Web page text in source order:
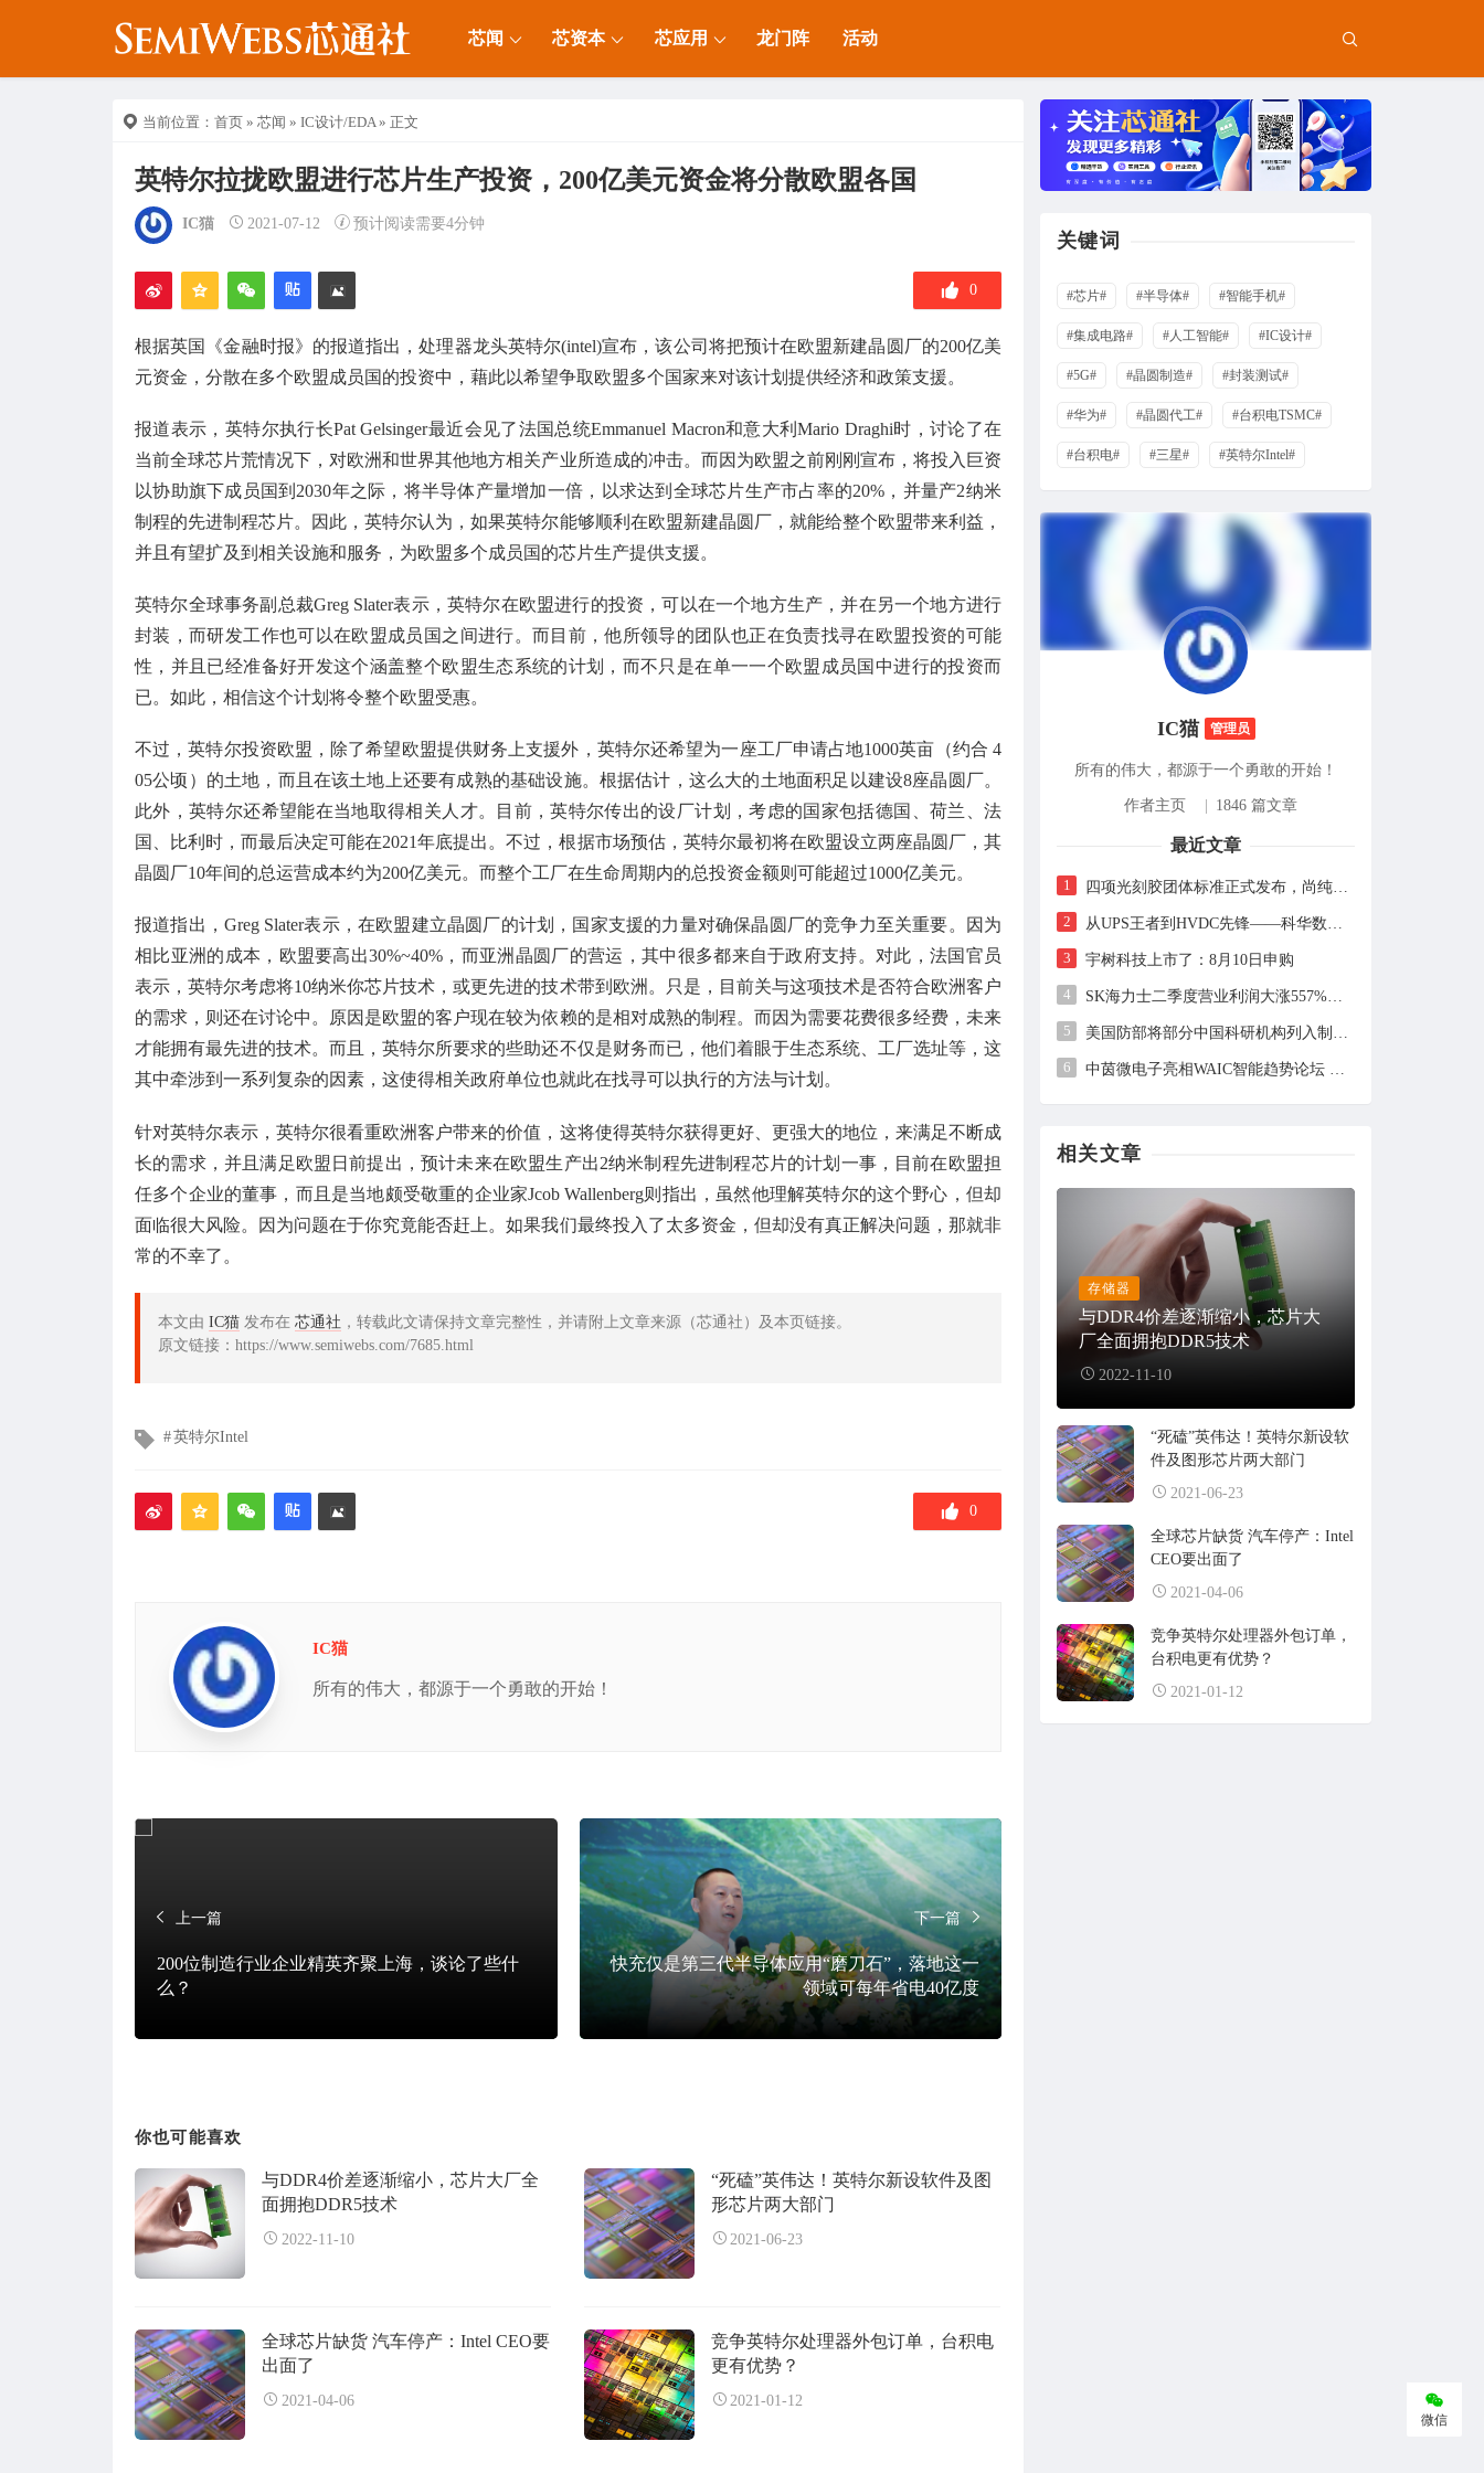
芯闻 芯资本 芯应用 龙门阵 活动
当前位置： 首页 » 芯闻 » IC设计/EDA» 正文
英特尔拉拢欧盟进行芯片生产投资，200亿美元资金将分散欧盟各国
IC猫 2021-07-12 预计阅读需要4分钟
0
根据英国《金融时报》的报道指出，处理器龙头英特尔(intel)宣布，该公司将把预计在欧盟新建晶圆厂的200亿美
元资金，分散在多个欧盟成员国的投资中，藉此以希望争取欧盟多个国家来对该计划提供经济和政策支援。
报道表示，英特尔执行长Pat Gelsinger最近会见了法国总统Emmanuel Macron和意大利Mario Draghi时，讨论了在
当前全球芯片荒情况下，对欧洲和世界其他地方相关产业所造成的冲击。而因为欧盟之前刚刚宣布，将投入巨资
以协助旗下成员国到2030年之际，将半导体产量增加一倍，以求达到全球芯片生产市占率的20%，并量产2纳米
制程的先进制程芯片。因此，英特尔认为，如果英特尔能够顺利在欧盟新建晶圆厂，就能给整个欧盟带来利益，
并且有望扩及到相关设施和服务，为欧盟多个成员国的芯片生产提供支援。
英特尔全球事务副总裁Greg Slater表示，英特尔在欧盟进行的投资，可以在一个地方生产，并在另一个地方进行
封装，而研发工作也可以在欧盟成员国之间进行。而目前，他所领导的团队也正在负责找寻在欧盟投资的可能
性，并且已经准备好开发这个涵盖整个欧盟生态系统的计划，而不只是在单一一个欧盟成员国中进行的投资而
已。如此，相信这个计划将令整个欧盟受惠。
不过，英特尔投资欧盟，除了希望欧盟提供财务上支援外，英特尔还希望为一座工厂申请占地1000英亩（约合 4
05公顷）的土地，而且在该土地上还要有成熟的基础设施。根据估计，这么大的土地面积足以建设8座晶圆厂。
此外，英特尔还希望能在当地取得相关人才。目前，英特尔传出的设厂计划，考虑的国家包括德国、荷兰、法
国、比利时，而最后决定可能在2021年底提出。不过，根据市场预估，英特尔最初将在欧盟设立两座晶圆厂，其
晶圆厂10年间的总运营成本约为200亿美元。而整个工厂在生命周期内的总投资金额则可能超过1000亿美元。
报道指出，Greg Slater表示，在欧盟建立晶圆厂的计划，国家支援的力量对确保晶圆厂的竞争力至关重要。因为
相比亚洲的成本，欧盟要高出30%~40%，而亚洲晶圆厂的营运，其中很多都来自于政府支持。对此，法国官员
表示，英特尔考虑将10纳米你芯片技术，或更先进的技术带到欧洲。只是，目前关与这项技术是否符合欧洲客户
的需求，则还在讨论中。原因是欧盟的客户现在较为依赖的是相对成熟的制程。而因为需要花费很多经费，未来
才能拥有最先进的技术。而且，英特尔所要求的些助还不仅是财务而已，他们着眼于生态系统、工厂选址等，这
其中牵涉到一系列复杂的因素，这使得相关政府单位也就此在找寻可以执行的方法与计划。
针对英特尔表示，英特尔很看重欧洲客户带来的价值，这将使得英特尔获得更好、更强大的地位，来满足不断成
长的需求，并且满足欧盟日前提出，预计未来在欧盟生产出2纳米制程先进制程芯片的计划一事，目前在欧盟担
任多个企业的董事，而且是当地颇受敬重的企业家Jcob Wallenberg则指出，虽然他理解英特尔的这个野心，但却
面临很大风险。因为问题在于你究竟能否赶上。如果我们最终投入了太多资金，但却没有真正解决问题，那就非
常的不幸了。
本文由 IC猫 发布在 芯通社 ，转载此文请保持文章完整性，并请附上文章来源（芯通社）及本页链接。
原文链接：https://www.semiwebs.com/7685.html
文
签
英特尔Intel
0
IC猫
所有的伟大，都源于一个勇敢的开始！
上一篇
200位制造行业企业精英齐聚上海，谈论了些什
么？
下一篇
快充仅是第三代半导体应用“磨刀石”，落地这一
领域可每年省电40亿度
你也可能喜欢
与DDR4价差逐渐缩小，芯片大厂全
面拥抱DDR5技术
2022-11-10
“死磕”英伟达！英特尔新设软件及图
形芯片两大部门
2021-06-23
全球芯片缺货 汽车停产：Intel CEO要
出面了
2021-04-06
竞争英特尔处理器外包订单，台积电
更有优势？
2021-01-12
关键词
#芯片# #半导体# #智能手机#
#集成电路# #人工智能# #IC设计#
#5G# #晶圆制造# #封装测试#
#华为# #晶圆代工# #台积电TSMC#
#台积电# #三星# #英特尔Intel#
IC猫 管理员
所有的伟大，都源于一个勇敢的开始！
作者主页 1846 篇文章
最近文章
1 四项光刻胶团体标准正式发布，尚纯智造以设备商身份跻身标准起草席
2 从UPS王者到HVDC先锋——科华数据的“时代转身”
3 宇树科技上市了：8月10日申购
4 SK海力士二季度营业利润大涨557%，但未及市场预期
5 美国防部将部分中国科研机构列入制裁清单，中方回应
6 中茵微电子亮相WAIC智能趋势论坛 AI ASIC芯片定制平台赋能工业AI落地
相关文章
存储器
与DDR4价差逐渐缩小，芯片大
厂全面拥抱DDR5技术
2022-11-10
“死磕”英伟达！英特尔新设软
件及图形芯片两大部门
2021-06-23
全球芯片缺货 汽车停产：Intel
CEO要出面了
2021-04-06
竞争英特尔处理器外包订单，
台积电更有优势？
2021-01-12
微信